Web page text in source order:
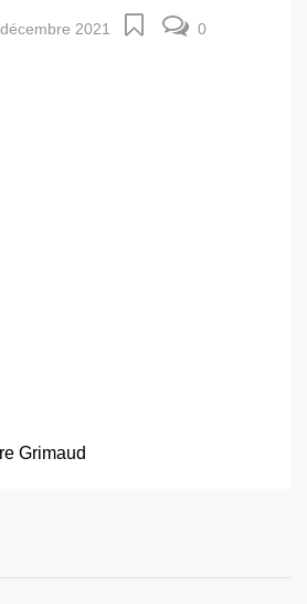
2021 0
Grimaud